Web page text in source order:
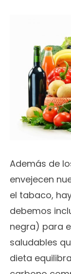
Además de
envejecen
el tabaco,
debemos
negra) para
saludables
dieta